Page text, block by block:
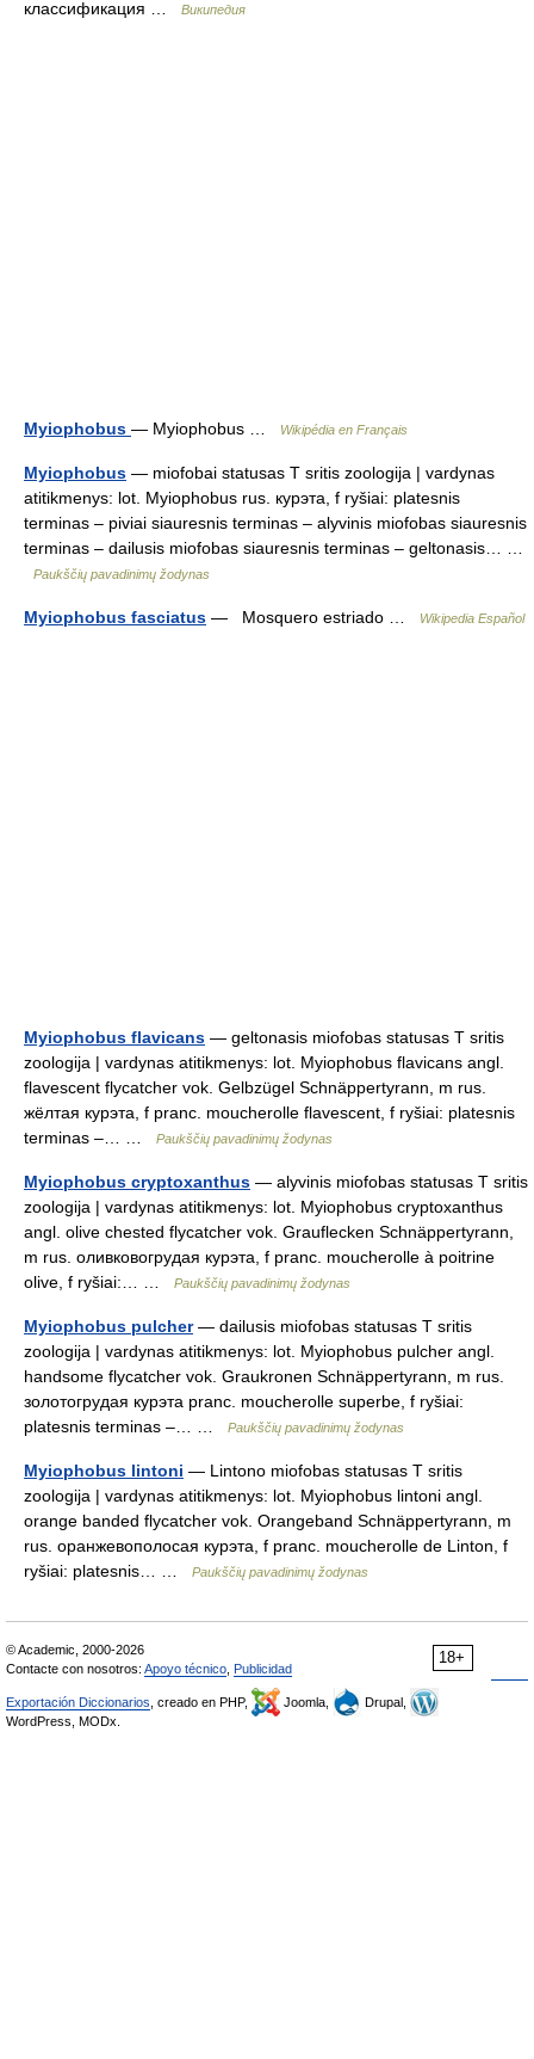
классификация …
Википедия
Myiophobus — Myiophobus … Wikipédia en Français
Myiophobus — miofobai statusas T sritis zoologija | vardynas
atitikmenys: lot. Myiophobus rus. курэта, f ryšiai: platesnis
terminas – piviai siauresnis terminas – alyvinis miofobas siauresnis
terminas – dailusis miofobas siauresnis terminas – geltonasis… …
Paukščių pavadinimų žodynas
Myiophobus fasciatus — Mosquero estriado … Wikipedia Español
Myiophobus flavicans — geltonasis miofobas statusas T sritis
zoologija | vardynas atitikmenys: lot. Myiophobus flavicans angl.
flavescent flycatcher vok. Gelbzügel Schnäppertyrann, m rus.
жёлтая курэта, f pranc. moucherolle flavescent, f ryšiai: platesnis
terminas –… …
Paukščių pavadinimų žodynas
Myiophobus cryptoxanthus — alyvinis miofobas statusas T sritis
zoologija | vardynas atitikmenys: lot. Myiophobus cryptoxanthus
angl. olive chested flycatcher vok. Grauflecken Schnäppertyrann,
m rus. оливковогрудая курэта, f pranc. moucherolle à poitrine
olive, f ryšiai:… …
Paukščių pavadinimų žodynas
Myiophobus pulcher— dailusis miofobas statusas T sritis
zoologija | vardynas atitikmenys: lot. Myiophobus pulcher angl.
handsome flycatcher vok. Graukronen Schnäppertyrann, m rus.
золотогрудая курэта pranc. moucherolle superbe, f ryšiai:
platesnis terminas –… …
Paukščių pavadinimų žodynas
Myiophobus lintoni — Lintono miofobas statusas T sritis
zoologija | vardynas atitikmenys: lot. Myiophobus lintoni angl.
orange banded flycatcher vok. Orangeband Schnäppertyrann, m
rus. оранжевополосая курэта, f pranc. moucherolle de Linton, f
ryšiai: platesnis… …
Paukščių pavadinimų žodynas
18+
© Academic, 2000-2026
Contacte con nosotros: Apoyo técnico Publicidad
Exportación Diccionarios , creado en PHP, Joomla,
Drupal,
WordPress, MODx.